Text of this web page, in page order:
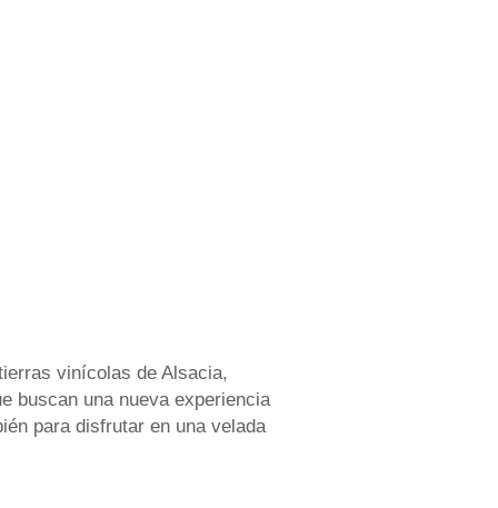
vinícolas de Alsacia,
buscan una nueva experiencia
para disfrutar en una velada